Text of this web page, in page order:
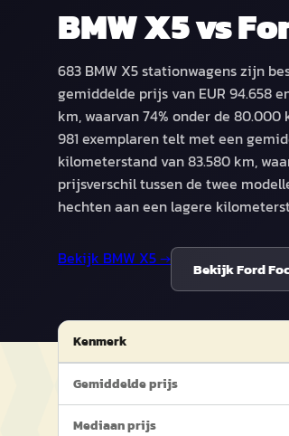
BMW X5vs
683 BMW X5 stationwagens zijn
gemiddelde prijs van EUR 94.658
km, waarvan 74% onder de
981 exemplaren telt met een
kilometerstand van 83.580 km,
prijsverschil tussen de twee
hechten aan een lagere
Bekijk BMW X5→
BekijkFord
Kenmerk
Gemiddelde prijs
Mediaan prijs